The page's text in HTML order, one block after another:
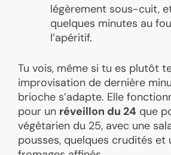
légèrement sous-cuit,
quelques minutes au
l’apéritif.
Tu vois, même si tu es plutôt
improvisation de dernière
brioche s’adapte. Elle
pour un réveillon du 24 que
végétarien du 25, avec une
pousses, quelques crudités et